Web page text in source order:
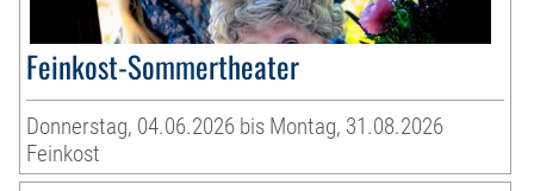
Feinkost-Sommertheater
Donnerstag, 04.06.2026 bis Montag, 31.08.2026
Feinkost